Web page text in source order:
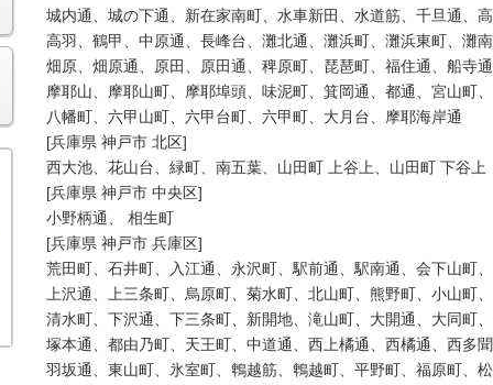
城内通、城の下通、新在家南町、水車新田、水道筋、千旦通、高
高羽、鶴甲、中原通、長峰台、灘北通、灘浜町、灘浜東町、灘南
畑原、畑原通、原田、原田通、稗原町、琵琶町、福住通、船寺通
摩耶山、摩耶山町、摩耶埠頭、味泥町、箕岡通、都通、宮山町、
八幡町、六甲山町、六甲台町、六甲町、大月台、摩耶海岸通
[兵庫県 神戸市 北区]
西大池、花山台、緑町、南五葉、山田町 上谷上、山田町 下谷上
[兵庫県 神戸市 中央区]
小野柄通、 相生町
[兵庫県 神戸市 兵庫区]
荒田町、石井町、入江通、永沢町、駅前通、駅南通、会下山町、
上沢通、上三条町、烏原町、菊水町、北山町、熊野町、小山町、
清水町、下沢通、下三条町、新開地、滝山町、大開通、大同町、
塚本通、都由乃町、天王町、中道通、西上橘通、西橘通、西多聞
羽坂通、東山町、氷室町、鵯越筋、鵯越町、平野町、福原町、松